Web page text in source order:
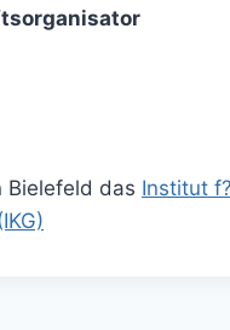
Bielefeld das Institut